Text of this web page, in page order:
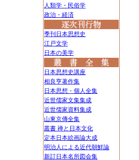
人類学・民俗学
政治・経済
季刊日本思想史
江戸文学
日本の美学
日本思想史講座
相良亨著作集
日本思想・個人全集
近世儒家文集集成
近世儒家資料集成
山東京傳全集
叢書 禅と日本文化
定本日本絵画論大成
明治人による近代朝鮮論
新訂日本名所図会集